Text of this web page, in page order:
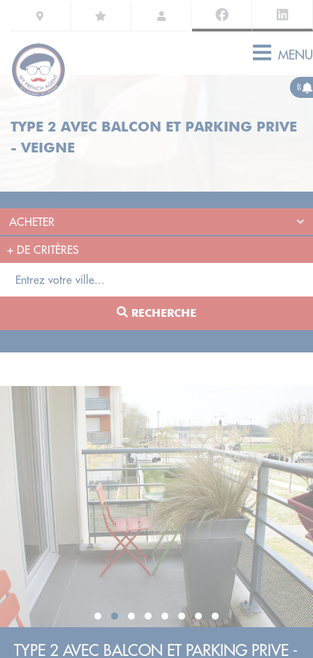
MENU
TYPE 2 AVEC BALCON ET PARKING PRIVE
- VEIGNE
+ DE CRITÈRES
RECHERCHE
TYPE 2 AVEC BALCON ET PARKING PRIVE -